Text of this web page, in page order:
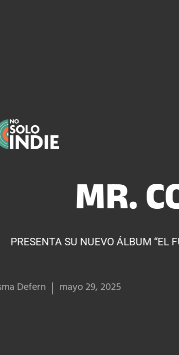
MR.
PRESENTA SU NUEVO ÁLBUM “EL
Defern mayo 29, 2025